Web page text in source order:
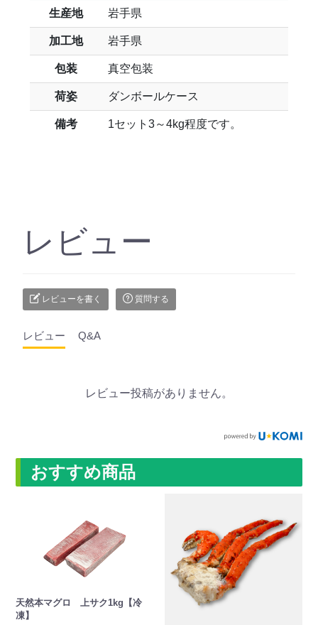
生産地 岩手県
加工地 岩手県
包装 真空包装
荷姿 ダンボールケース
備考 1セット3～4kg程度です。
レビュー
レビューを書く 質問する
レビュー Q&A
レビュー投稿がありません。
おすすめ商品
天然本マグロ 上サク1kg【冷
凍】